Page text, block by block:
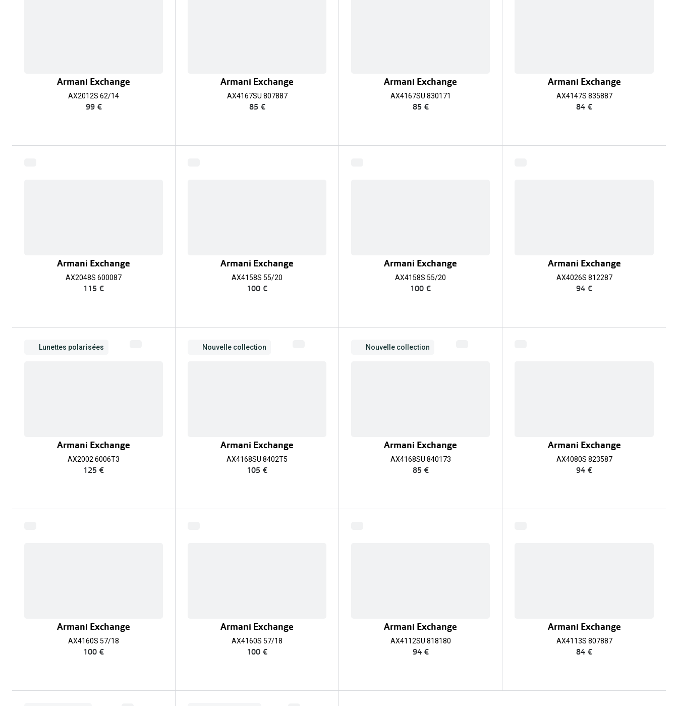
Armani Exchange
AX2012S 62/14
99 €
Armani Exchange
AX4167SU 807887
85 €
Armani Exchange
AX4167SU 830171
85 €
Armani Exchange
AX4147S 835887
84 €
Armani Exchange
AX2048S 600087
115 €
Armani Exchange
AX4158S 55/20
100 €
Armani Exchange
AX4158S 55/20
100 €
Armani Exchange
AX4026S 812287
94 €
Lunettes polarisées
Armani Exchange
AX2002 6006T3
125 €
Nouvelle collection
Armani Exchange
AX4168SU 8402T5
105 €
Nouvelle collection
Armani Exchange
AX4168SU 840173
85 €
Armani Exchange
AX4080S 823587
94 €
Armani Exchange
AX4160S 57/18
100 €
Armani Exchange
AX4160S 57/18
100 €
Armani Exchange
AX4112SU 818180
94 €
Armani Exchange
AX4113S 807887
84 €